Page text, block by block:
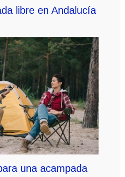
libre en Andalucía
una acampada